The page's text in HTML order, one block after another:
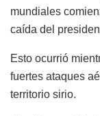
mundiales
caída del
Esto ocurrió
fuertes ataques
territorio sirio.